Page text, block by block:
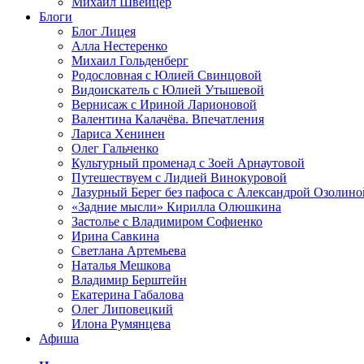
Блоги
Блог Лицея
Алла Нестеренко
Михаил Гольденберг
Родословная с Юлией Свинцовой
Видоискатель с Юлией Утышевой
Вернисаж с Ириной Ларионовой
Валентина Калачёва. Впечатления
Лариса Хенинен
Олег Гальченко
Культурный променад с Зоей Арнаутовой
Путешествуем с Лидией Винокуровой
Лазурный Берег без пафоса с Александрой
«Задние мысли» Кирилла Олюшкина
Застолье с Владимиром Софиенко
Ирина Савкина
Светлана Артемьева
Наталья Мешкова
Владимир Берштейн
Екатерина Габалова
Олег Липовецкий
Илона Румянцева
Афиша